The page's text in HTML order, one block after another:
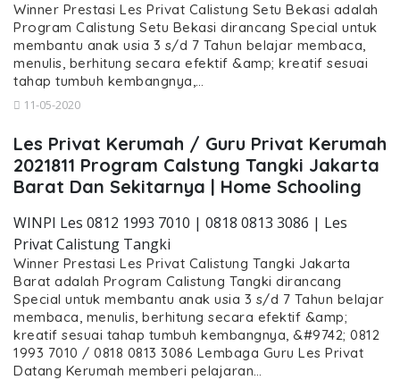
Winner Prestasi Les Privat Calistung Setu Bekasi adalah
Program Calistung Setu Bekasi dirancang Special untuk
membantu anak usia 3 s/d 7 Tahun belajar membaca,
menulis, berhitung secara efektif &amp; kreatif sesuai
tahap tumbuh kembangnya,…
11-05-2020
Les Privat Kerumah / Guru Privat Kerumah
2021811 Program Calstung Tangki Jakarta
Barat Dan Sekitarnya | Home Schooling
WINPI Les 0812 1993 7010 | 0818 0813 3086 | Les
Privat Calistung Tangki
Winner Prestasi Les Privat Calistung Tangki Jakarta
Barat adalah Program Calistung Tangki dirancang
Special untuk membantu anak usia 3 s/d 7 Tahun belajar
membaca, menulis, berhitung secara efektif &amp;
kreatif sesuai tahap tumbuh kembangnya, &#9742; 0812
1993 7010 / 0818 0813 3086 Lembaga Guru Les Privat
Datang Kerumah memberi pelajaran…